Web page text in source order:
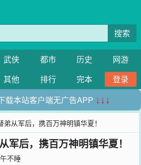
搜索
武侠 都市 历史
网游
其他 排行 完本
登录
载本站客户端无广告APP ↓↓↓
弟从军后，携百万神明镇华夏！
军后，携百万神明镇华夏！
午不睡